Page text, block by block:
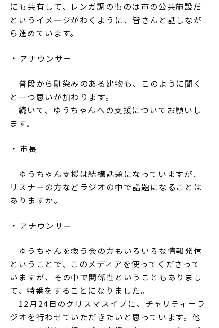
にも共有して、レンガ調のものは市の公共施設だ
というイメージがわくように、皆さんと話しなが
ら進めています。
アナウンサー
普段から馴染みのある建物も、このように聞く
と一つ思いが加わります。
続いて、ゆうちゃんへの支援についてお願いし
ます。
市長
ゆうちゃん支援は結構話題になっていますが、
リスナーの方などラジオの中で話題になることは
ありますか。
アナウンサー
ゆうちゃんを救う会の方もいろいろな情報発信
ということで、このメディアを使ってくださって
いますが、その中で関係性ということもありまし
て、特番をすることになりました。
12月24日のクリスマスイブに、チャリティーラ
ジオを行わせていただきたいと思っています。他